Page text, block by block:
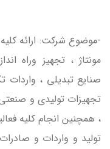
-موضوع شركت: ارائه کليه
مونتاژ ، تجهيز وراه
صنايع تبديلي ، واردات
تجهيزات توليدي و
، همچنين انجام کليه
توليد و واردات و